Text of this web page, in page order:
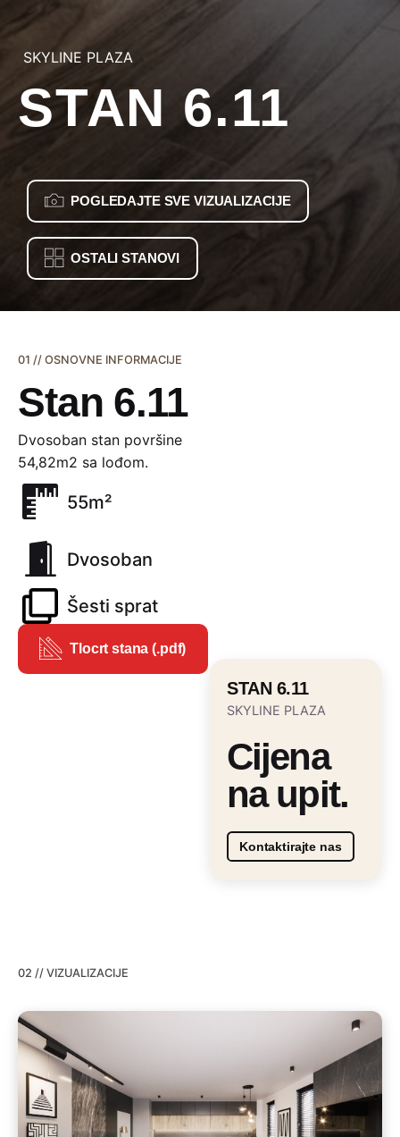
SKYLINE PLAZA
STAN 6.11
POGLEDAJTE SVE VIZUALIZACIJE
OSTALI STANOVI
01 // OSNOVNE INFORMACIJE
Stan 6.11
Dvosoban stan površine
54,82m2 sa lođom.
55m²
Dvosoban
Šesti sprat
Tlocrt stana (.pdf)
STAN 6.11
SKYLINE PLAZA
Cijena
na upit.
Kontaktirajte nas
02 // VIZUALIZACIJE